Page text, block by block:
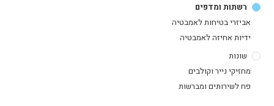
רשתות ומדפים
אביזרי בטיחות לאמבטיה
ידיות אחיזה לאמבטיה
שונות
מחזיקי נייר וקולבים
פח לשירותים ומברשות